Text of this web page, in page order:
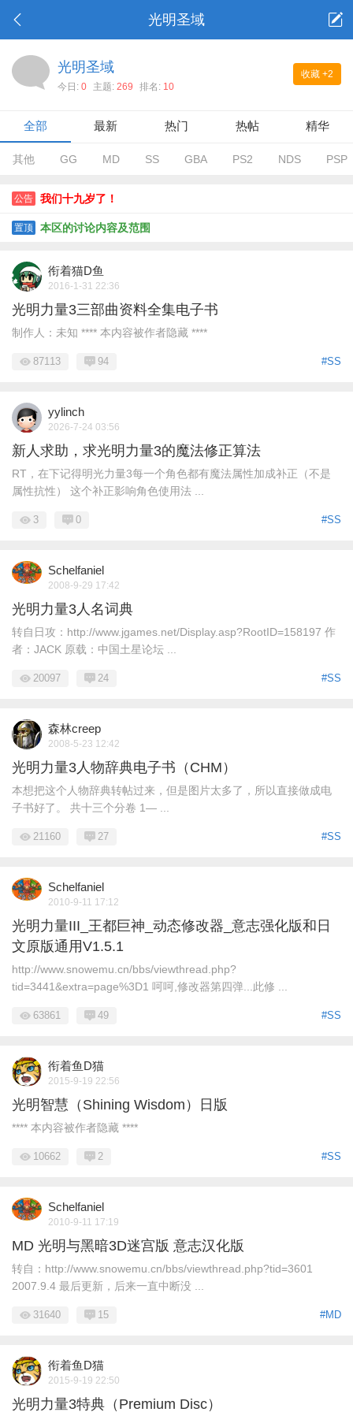
光明圣域
收藏 +2
光明圣域
今日: 0 主题: 269 排名: 10
全部 最新 热门 热帖 精华
其他 GG MD SS GBA PS2 NDS PSP
公告 我们十九岁了！
置顶 本区的讨论内容及范围
衔着猫D鱼
2016-1-31 22:36
光明力量3三部曲资料全集电子书
制作人：未知 **** 本内容被作者隐藏 ****
#SS
87113 94
yylinch
2026-7-24 03:56
新人求助，求光明力量3的魔法修正算法
RT，在下记得明光力量3每一个角色都有魔法属性加成补正（不是
属性抗性） 这个补正影响角色使用法 ...
#SS
3 0
Schelfaniel
2008-9-29 17:42
光明力量3人名词典
转自日攻：http://www.jgames.net/Display.asp?RootID=158197 作
者：JACK 原载：中国土星论坛 ...
#SS
20097 24
森林creep
2008-5-23 12:42
光明力量3人物辞典电子书（CHM）
本想把这个人物辞典转帖过来，但是图片太多了，所以直接做成电
子书好了。 共十三个分卷 1— ...
#SS
21160 27
Schelfaniel
2010-9-11 17:12
光明力量III_王都巨神_动态修改器_意志强化版和日
文原版通用V1.5.1
http://www.snowemu.cn/bbs/viewthread.php?
tid=3441&extra=page%3D1 呵呵,修改器第四弹...此修 ...
#SS
63861 49
衔着鱼D猫
2015-9-19 22:56
光明智慧（Shining Wisdom）日版
**** 本内容被作者隐藏 ****
#SS
10662 2
Schelfaniel
2010-9-11 17:19
MD 光明与黑暗3D迷宫版 意志汉化版
转自：http://www.snowemu.cn/bbs/viewthread.php?tid=3601
2007.9.4 最后更新，后来一直中断没 ...
#MD
31640 15
衔着鱼D猫
2015-9-19 22:50
光明力量3特典（Premium Disc）